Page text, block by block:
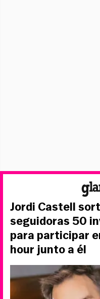
Jordi Castell
seguidoras 50
para participar
hour junto a él